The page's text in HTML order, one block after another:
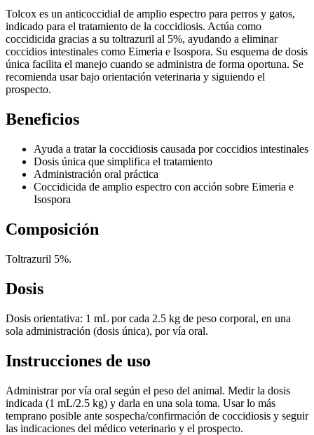
Tolcox es un anticoccidial de amplio espectro para perros y gatos,
indicado para el tratamiento de la coccidiosis. Actúa como
coccidicida gracias a su toltrazuril al 5%, ayudando a eliminar
coccidios intestinales como Eimeria e Isospora. Su esquema de dosis
única facilita el manejo cuando se administra de forma oportuna. Se
recomienda usar bajo orientación veterinaria y siguiendo el
prospecto.
Beneficios
Ayuda a tratar la coccidiosis causada por coccidios intestinales
Dosis única que simplifica el tratamiento
Administración oral práctica
Coccidicida de amplio espectro con acción sobre Eimeria e
Isospora
Composición
Toltrazuril 5%.
Dosis
Dosis orientativa: 1 mL por cada 2.5 kg de peso corporal, en una
sola administración (dosis única), por vía oral.
Instrucciones de uso
Administrar por vía oral según el peso del animal. Medir la dosis
indicada (1 mL/2.5 kg) y darla en una sola toma. Usar lo más
temprano posible ante sospecha/confirmación de coccidiosis y seguir
las indicaciones del médico veterinario y el prospecto.